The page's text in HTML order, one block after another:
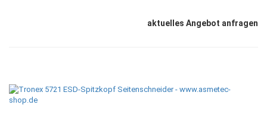
aktuelles Angebot anfragen